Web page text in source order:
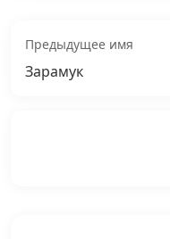
Предыдущее имя
Зарамук